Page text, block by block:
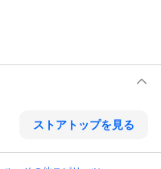
ストアトップを見る